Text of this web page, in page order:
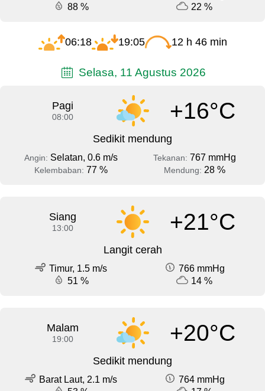
88 %
22 %
06:18 19:05 12 h 46 min
Selasa, 11 Agustus 2026
Pagi
08:00 +16°C
Sedikit mendung
Angin: Selatan, 0.6 m/s Tekanan: 767 mmHg
Kelembaban: 77 % Mendung: 28 %
Siang
13:00 +21°C
Langit cerah
Timur, 1.5 m/s
766 mmHg
51 %
14 %
Malam
19:00 +20°C
Sedikit mendung
Barat Laut, 2.1 m/s
764 mmHg